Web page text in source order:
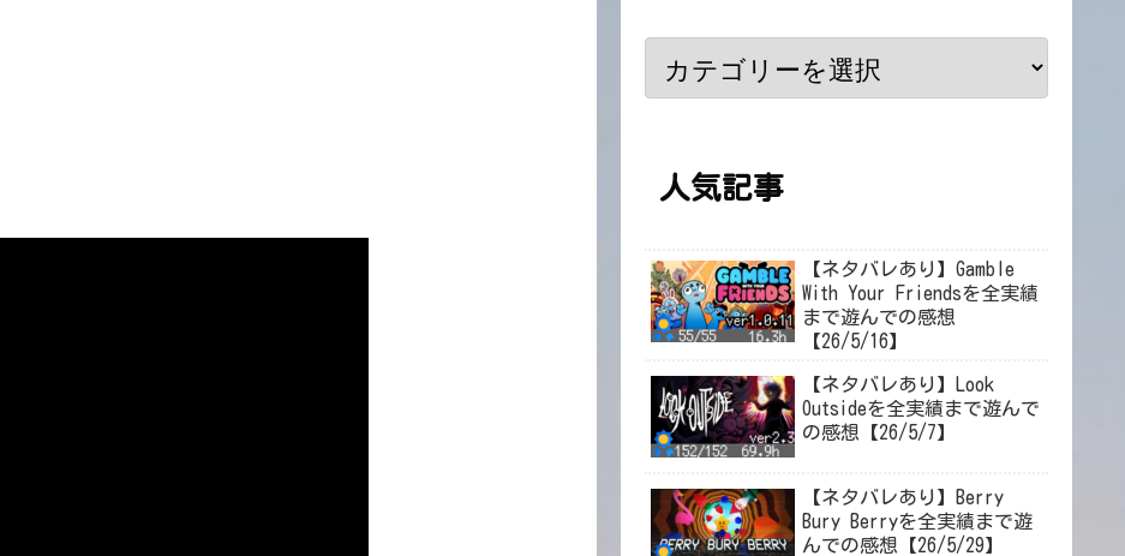
人気記事
【ネタバレあり】Gamble
With Your Friendsを全実績
まで遊んでの感想
【26/5/16】
【ネタバレあり】Look
Outsideを全実績まで遊んで
の感想【26/5/7】
【ネタバレあり】Berry
Bury Berryを全実績まで遊
んでの感想【26/5/29】